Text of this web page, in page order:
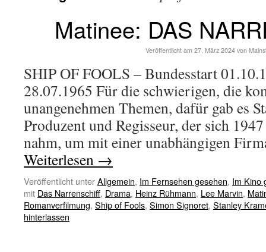
Matinee: DAS
Veröffentlicht am 27. März 2024 von
SHIP OF FOOLS – Bundesstart
28.07.1965 Für die schwierigen, die
unangenehmen Themen, dafür gab es
Produzent und Regisseur, der sich
nahm, um mit einer unabhängigen
Weiterlesen →
Veröffentlicht unterAllgemein, Im Fernsehen gesehen, Im Kino
mit Das Narrenschiff, Drama, Heinz Rühmann, Lee Marvin,
Romanverfilmung, Ship of Fools, Simon Signoret, Stanley
hinterlassen